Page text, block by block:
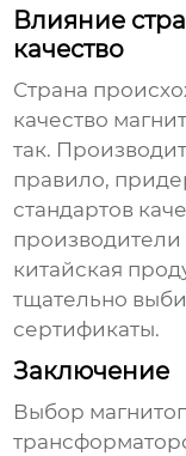
Влияние
качество
Страна
качество
так.
правило,
стандартов
производители
китайская
тщательно
сертификаты.
Заключение
Выбор